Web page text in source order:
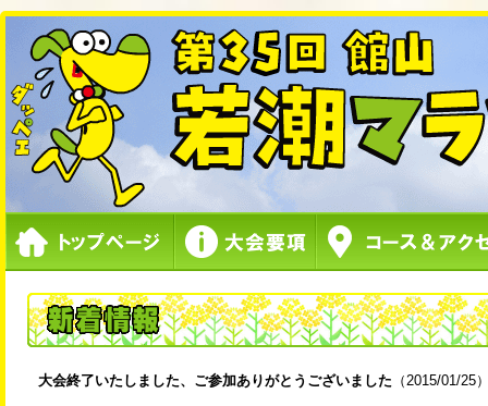
大会終了いたしました、ご参加ありがとうございました （2015/01/25